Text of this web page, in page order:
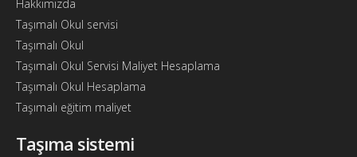
Hakkımızda
Taşımalı Okul servisi
Taşımalı Okul
Taşımalı Okul Servisi Maliyet Hesaplama
Taşımalı Okul Hesaplama
Taşımalı eğitim maliyet
Taşıma sistemi